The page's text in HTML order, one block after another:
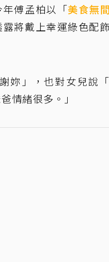
傅孟柏以「美食無間
將戴上幸運綠色配
妳」，也對女兒說
情緒很多。」